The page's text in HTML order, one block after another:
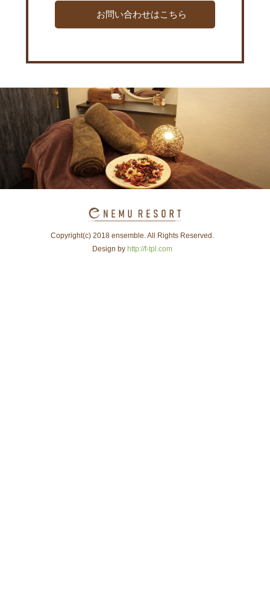
お問い合わせはこちら
Copyright(c) 2018 ensemble. All Rights Reserved.
Design by http://f-tpl.com